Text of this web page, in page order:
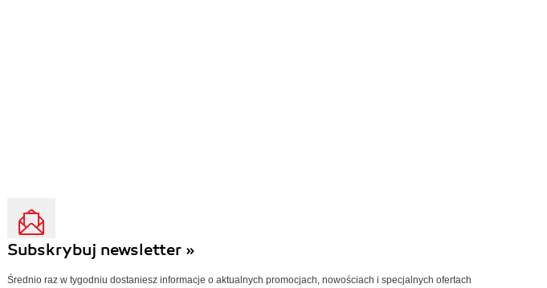
Subskrybuj newsletter »
Średnio raz w tygodniu dostaniesz informacje o aktualnych promocjach, nowościach i specjalnych ofertach